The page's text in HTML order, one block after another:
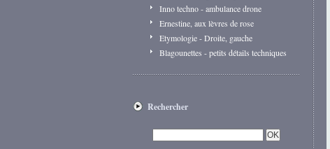
Inno techno - ambulance drone
Ernestine, aux lèvres de rose
Etymologie - Droite, gauche
Blagounettes - petits détails techniques
Rechercher